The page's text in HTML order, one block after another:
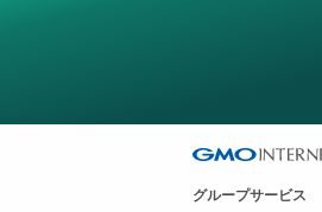
グループサービス